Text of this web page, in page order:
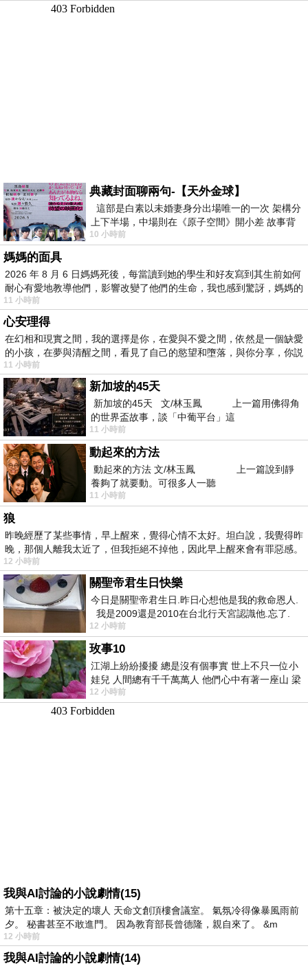
典藏封面聊兩句-【天外金球】
這部是白素以未婚妻身分出場唯一的一次 架構分
上下半場，中場則在《原子空間》開小差 故事背
景影射西藏境外流亡 地下組織
10 小時前
媽媽的面具
2026 年 8 月 6 日媽媽死後，每當讀到她的學生和好友寫到其生前如何
耐心有愛地教導他們，影響改變了他們的生命，我也感到驚訝，媽媽的
11 小時前
心安理得
在幻相和現實之間，我的選擇是你，在愛與不愛之間，依然是一個缺愛
的小孩，在夢與清醒之間，看見了自己的慾望和墮落，與你分享，你説
11 小時前
新加坡的45天
新加坡的45天 文/林玉鳳 上一篇用佛得角
的世界盃故事，談「中葡平台」這
11 小時前
動起來的方法
動起來的方法 文/林玉鳳 上一篇說到靜
養夠了就要動。可很多人一聽
11 小時前
狼
昨晚經歷了某些事情，早上醒來，覺得心情不太好。坦白說，我覺得昨
晚，那個人離我太近了，但我拒絕不掉他，因此早上醒來會有罪惡感。
12 小時前
關聖帝君生日快樂
今日是關聖帝君生日.昨日心想他是我的救命恩人.
我是2009還是2010在台北行天宮認識他.忘了.
一個奇摩交友的網友學
12 小時前
玫事10
江湖上紛紛擾擾 總是沒有個事實 世上不只一位小
娃兒 人間總有千千萬萬人 他們心中有著一座山 梁
山佛山泰華衡恆嵩 一山之高
12 小時前
我與AI討論的小說劇情(15)
第十五章：被決定的壞人 天命文創頂樓會議室。 氣氛冷得像暴風雨前
夕。 秘書甚至不敢進門。 因為教育部長曾德隆，親自來了。 &m
12 小時前
我與AI討論的小說劇情(14)